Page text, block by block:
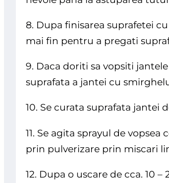
8. Dupa finisarea suprafetei
mai fin pentru a pregati
9. Daca doriti sa vopsiti
suprafata a jantei cu
10. Se curata suprafata jantei
11. Se agita sprayul de
prin pulverizare prin miscari
12. Dupa o uscare de cca. 10